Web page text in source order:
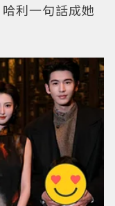
利一句話成她